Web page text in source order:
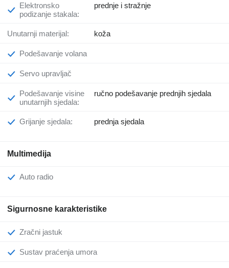
Elektronsko
podizanje stakala:
prednje i stražnje
Unutarnji materijal: koža
Podešavanje volana
Servo upravljač
Podešavanje visine
unutarnjih sjedala:
ručno podešavanje prednjih sjedala
Grijanje sjedala: prednja sjedala
Multimedija
Auto radio
Sigurnosne karakteristike
Zračni jastuk
Sustav praćenja umora